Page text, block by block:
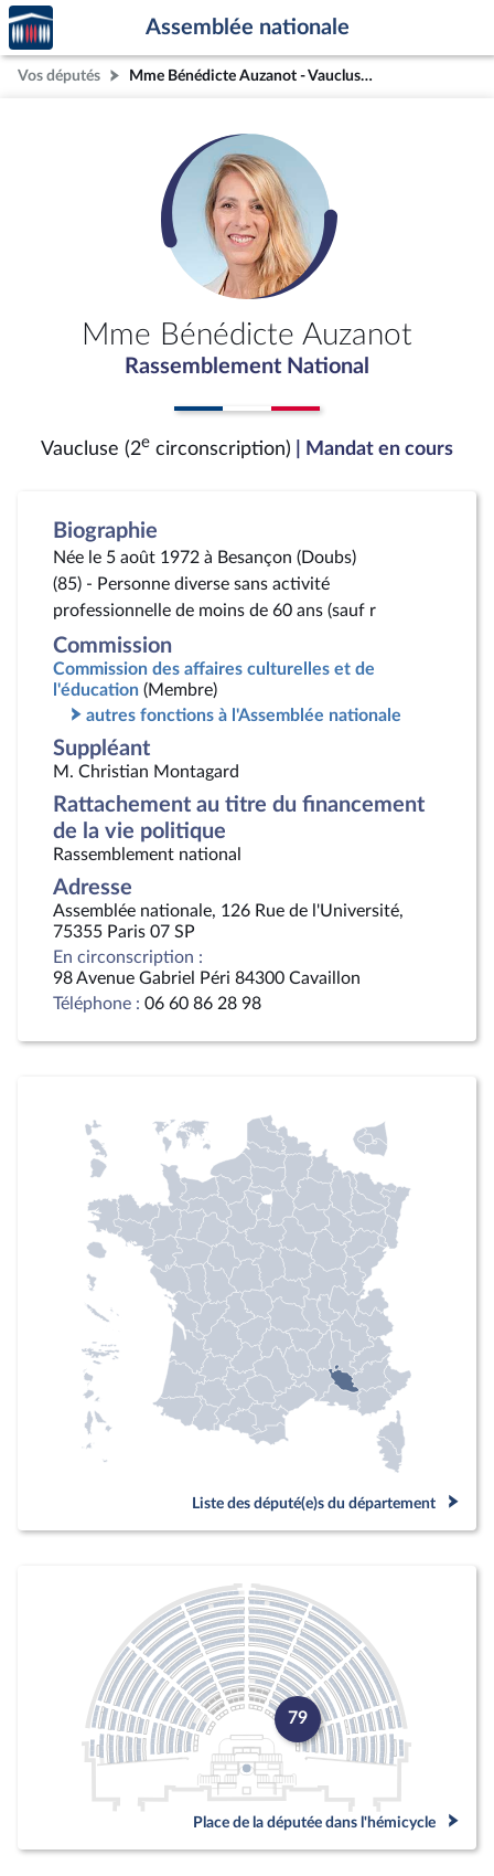
Aller au contenu
Aller en bas de la page
Accèder
à la
page
d'accueil
Assemblée nationale
Vos députés Mme Bénédicte Auzanot - Vaucluse (2e circonscription)
Mme Bénédicte Auzanot
Rassemblement National
Vaucluse (2e circonscription) | Mandat en cours
Biographie
Née le 5 août 1972 à Besançon (Doubs)
(85) - Personne diverse sans activité
professionnelle de moins de 60 ans (sauf r
Commission
Commission des affaires culturelles et de
l'éducation (Membre)
autres fonctions à l'Assemblée nationale
Suppléant
M. Christian Montagard
Rattachement au titre du financement
de la vie politique
Rassemblement national
Adresse
Assemblée nationale, 126 Rue de l'Université,
75355 Paris 07 SP
En circonscription :
98 Avenue Gabriel Péri 84300 Cavaillon
Téléphone : 06 60 86 28 98
Liste des député(e)s du département
79
Place de la députée dans l'hémicycle